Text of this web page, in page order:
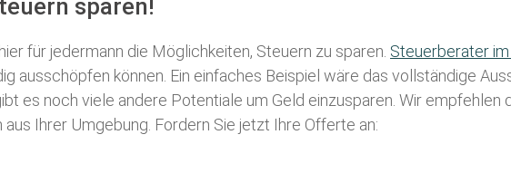
sparen!
für jedermann die Möglichkeiten, Steuern zu sparen. Steuerberater im
ausschöpfen können. Ein einfaches Beispiel wäre das vollständige
es noch viele andere Potentiale um Geld einzusparen. Wir empfehlen
Ihrer Umgebung. Fordern Sie jetzt Ihre Offerte an: